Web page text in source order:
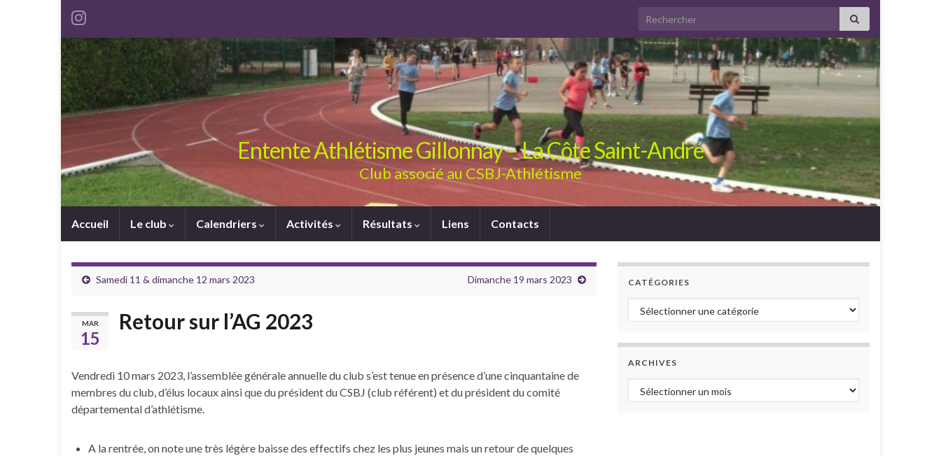
Search for:
Entente Athlétisme Gillonnay – La Côte Saint-André
Club associé au CSBJ-Athlétisme
Accueil Le club Calendriers Activités Résultats Liens Contacts
Samedi 11 & dimanche 12 mars 2023 Dimanche 19 mars 2023
MAR
15
Retour sur l’AG 2023
Vendredi 10 mars 2023, l’assemblée générale annuelle du club s’est tenue en présence d’une cinquantaine de
membres du club, d’élus locaux ainsi que du président du CSBJ (club référent) et du président du comité
départemental d’athlétisme.
A la rentrée, on note une très légère baisse des effectifs chez les plus jeunes mais un retour de quelques
CATÉGORIES
Catégories
ARCHIVES
Archives